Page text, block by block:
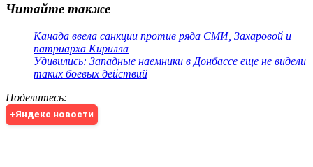
Читайте также
Канада ввела санкции против ряда СМИ, Захаровой и
патриарха Кирилла
Удивились: Западные наемники в Донбассе еще не видели
таких боевых действий
Поделитесь:
+Яндекс новости